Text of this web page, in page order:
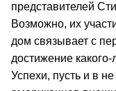
представителей
Возможно, их
дом связывает с
достижение какого-
Успехи, пусть и в